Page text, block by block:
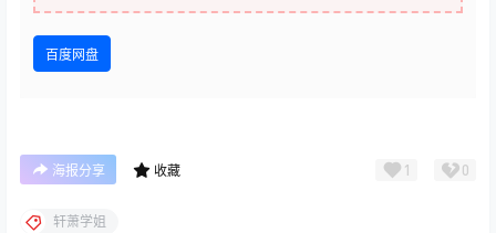
百度网盘
海报分享 收藏 1 0
轩萧学姐